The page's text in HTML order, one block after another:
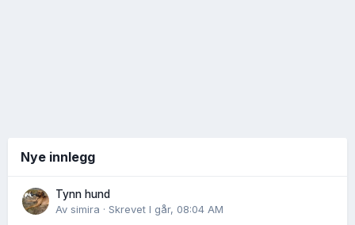
Nye innlegg
Tynn hund
Av simira · Skrevet I går, 08:04 AM